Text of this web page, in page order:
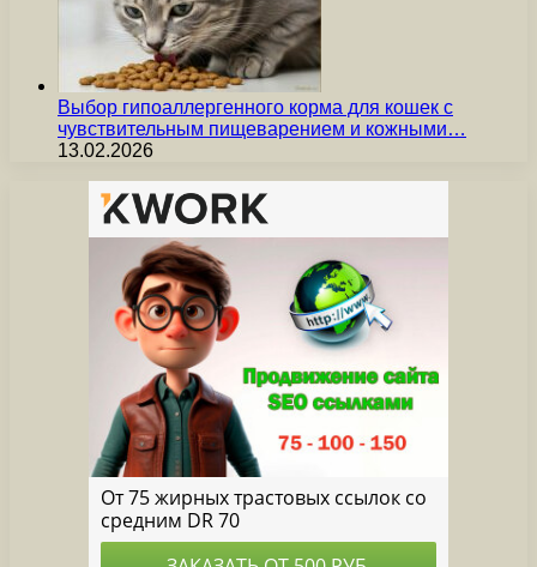
Выбор гипоаллергенного корма для кошек с
чувствительным пищеварением и кожными…
13.02.2026